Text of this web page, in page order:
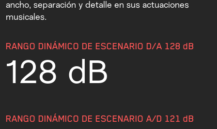
ancho, separación y detalle en sus actuaciones
musicales.
RANGO DINÁMICO DE ESCENARIO D/A 128 dB
128 dB
RANGO DINÁMICO DE ESCENARIO A/D 121 dB